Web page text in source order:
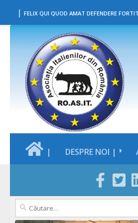
Skip to content
| FELIX QUI QUOD AMAT DEFENDERE
| DESPRE NOI |
Caută